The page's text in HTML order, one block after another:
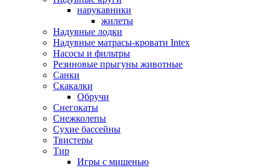
нарукавники
жилеты
Надувные лодки
Надувные матрасы-кровати Intex
Насосы и фильтры
Резиновые прыгуны животные
Санки
Скакалки
Обручи
Снегокаты
Снежколепы
Сухие бассейны
Твистеры
Тир
Игры с мишенью